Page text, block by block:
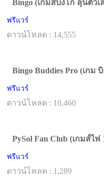
Bingo (เกมส์บิงโก ลุ้นตัว
ฟรีแวร์
ดาวน์โหลด : 14,555
Bingo Buddies Pro (เกม
ฟรีแวร์
ดาวน์โหลด : 10,460
PySol Fan Club (เกมส์ไ
ฟรีแวร์
ดาวน์โหลด : 1,289